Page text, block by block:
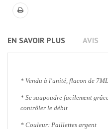
EN SAVOIR PLUS AVIS
* Vendu à l'unité, flacon de
* Se saupoudre facilement
contrôler le débit
* Couleur: Paillettes argent